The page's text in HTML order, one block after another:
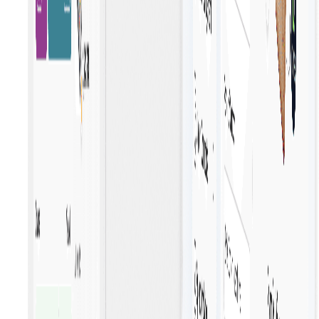
Zakelijk winkelen Afrekenen
Stroomlijnt de inkoop voor bedrijven en biedt een
naadloos, efficiënt proces dat de productiviteit
en het uitgavenbeheer vereenvoudigt.
Goedkeuringsworkflow
De integratie van je goedkeuringsworkflow met kassa's
stroomlijnt het inkoopproces, zorgt voor tijdige
goedkeuringen en verhoogt de efficiëntie van